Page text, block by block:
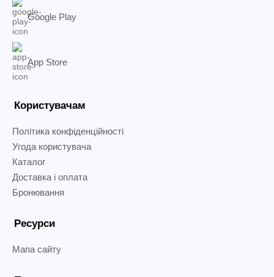
Google Play
App Store
Користувачам
Політика конфіденційності
Угода користувача
Каталог
Доставка і оплата
Бронювання
Ресурси
Мапа сайту